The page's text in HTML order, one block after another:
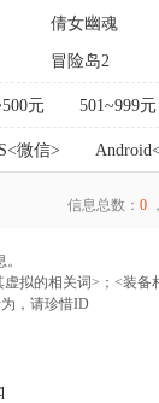
倩女幽魂
冒险岛2
元 501~999元
微信>
信息总数： 0
拟的相关词>；<装备
，请珍惜ID